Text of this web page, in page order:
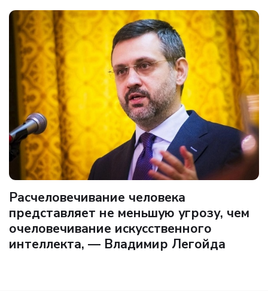
Расчеловечивание человека
представляет не меньшую угрозу, чем
очеловечивание искусственного
интеллекта, — Владимир Легойда